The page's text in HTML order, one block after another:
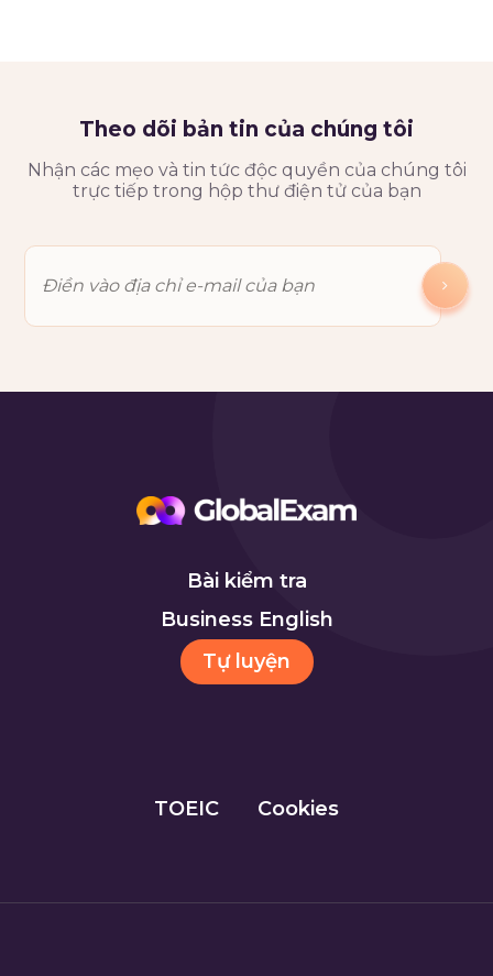
Theo dõi bản tin của chúng tôi
Nhận các mẹo và tin tức độc quyền của chúng tôi
trực tiếp trong hộp thư điện tử của bạn
Bài kiểm tra
Business English
Tự luyện
TOEIC Cookies